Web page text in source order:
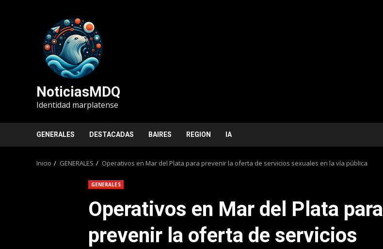
NoticiasMDQ
Identidad marplatense
GENERALES DESTACADAS BAIRES REGION IA
Inicio GENERALES Operativos en Mar del Plata para prevenir la oferta de servicios sexuales en la vía pública
GENERALES
Operativos en Mar del Plata para
prevenir la oferta de servicios